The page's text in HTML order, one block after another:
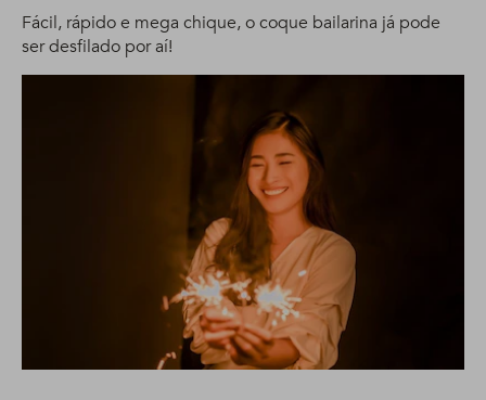
Fácil, rápido e mega chique, o coque bailarina já pode
ser desfilado por aí!